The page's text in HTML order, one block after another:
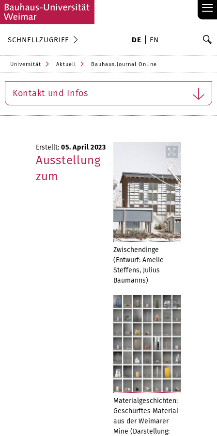
≡
SCHNELLZUGRIFF DE EN
Universität Aktuell Bauhaus.Journal Online
Kontakt und Infos
Zwischendinge
(Entwurf: Amelie
Steffens, Julius
Baumanns)
Materialgeschichten:
Geschürftes Material
aus der Weimarer
Mine (Darstellung:
Erstellt: 05. April 2023
Ausstellung
zum